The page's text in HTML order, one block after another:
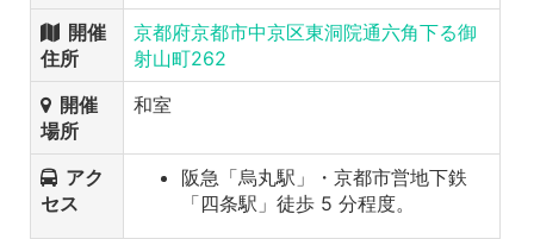
開催
住所
京都府京都市中京区東洞院通六角下る御
射山町262
開催
場所
和室
アク
セス
阪急「烏丸駅」・京都市営地下鉄
「四条駅」徒歩 5 分程度。